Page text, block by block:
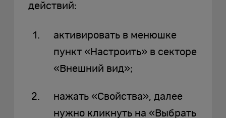
действий:
активировать в менюшке
пункт «Настроить» в секторе
«Внешний вид»;
нажать «Свойства», далее
нужно кликнуть на «Выбрать